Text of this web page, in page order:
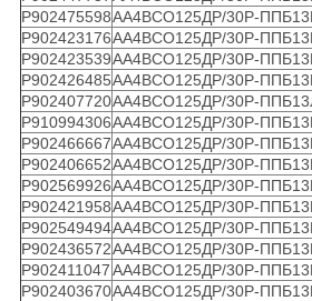
Р902475598АА4ВСО125ДР/30Р-
Р902423176АА4ВСО125ДР/30Р-
Р902423539АА4ВСО125ДР/30Р-
Р902426485АА4ВСО125ДР/30Р-
Р902407720АА4ВСО125ДР/30Р-
Р910994306АА4ВСО125ДР/30Р-
Р902466667АА4ВСО125ДР/30Р-
Р902406652АА4ВСО125ДР/30Р-
Р902569926АА4ВСО125ДР/30Р-
Р902421958АА4ВСО125ДР/30Р-
Р902549494АА4ВСО125ДР/30Р-
Р902436572АА4ВСО125ДР/30Р-
Р902411047АА4ВСО125ДР/30Р-
Р902403670АА4ВСО125ДР/30Р-